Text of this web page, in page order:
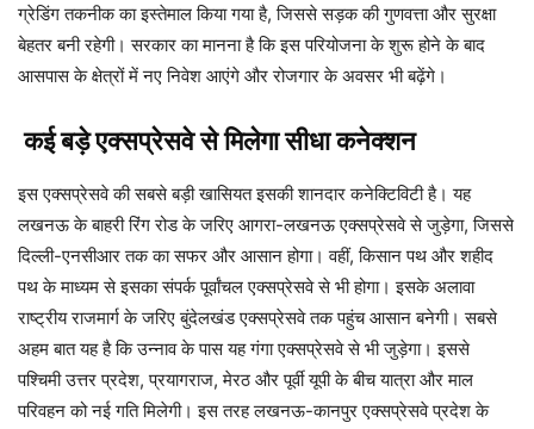
ग्रेडिंग तकनीक का इस्तेमाल किया गया है, जिससे सड़क की गुणवत्ता और सुरक्षा
बेहतर बनी रहेगी। सरकार का मानना है कि इस परियोजना के शुरू होने के बाद
आसपास के क्षेत्रों में नए निवेश आएंगे और रोजगार के अवसर भी बढ़ेंगे।
कई बड़े एक्सप्रेसवे से मिलेगा सीधा कनेक्शन
इस एक्सप्रेसवे की सबसे बड़ी खासियत इसकी शानदार कनेक्टिविटी है। यह
लखनऊ के बाहरी रिंग रोड के जरिए आगरा-लखनऊ एक्सप्रेसवे से जुड़ेगा, जिससे
दिल्ली-एनसीआर तक का सफर और आसान होगा। वहीं, किसान पथ और शहीद
पथ के माध्यम से इसका संपर्क पूर्वांचल एक्सप्रेसवे से भी होगा। इसके अलावा
राष्ट्रीय राजमार्ग के जरिए बुंदेलखंड एक्सप्रेसवे तक पहुंच आसान बनेगी। सबसे
अहम बात यह है कि उन्नाव के पास यह गंगा एक्सप्रेसवे से भी जुड़ेगा। इससे
पश्चिमी उत्तर प्रदेश, प्रयागराज, मेरठ और पूर्वी यूपी के बीच यात्रा और माल
परिवहन को नई गति मिलेगी। इस तरह लखनऊ-कानपुर एक्सप्रेसवे प्रदेश के